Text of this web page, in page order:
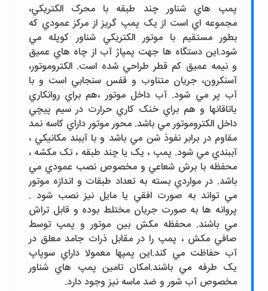
پمپ هاي شناور چند طبقه با محرک الکتريکي،
مجموعه اي است از يک پمپ گريز از مرکز عمودي که
بطور مستقيم با موتور الکتريکي شناور کوپله مي
شود.اين دستگاه ها جهت پمپاژ آب از چاه هاي عميق
و نيمه عميق کم قطر طراحي شده است. الکتروموتور،
آسنکرون، جريان متناوب و قفس سنجابي است و با
آب پر مي شود. آب داخل موتور ،هم براي روانکاري
ياتاقانها و هم براي خنک کاري حرارت در سيم پيچي
داخل الکتروموتور مي باشد. محور موتور داراي کاسه نمد
مقاوم در برابر نفوذ شن مي باشد و با آببند مکانيکي ،
آببندي مي شود. پمپ ، يک يا چند طبقه ، تک مکشه ،
محفظه با برش شعاعي و مخصوص نصب عمودي مي
باشد. در مواردي بسته به تعداد طبقات و اندازه موتور
مي تواند به صورت افقي يا مايل نيز نصب شود .
پروانه ها به صورت جريان مختلط بوده و قابل تراش
مي باشند. محفظه مکش بين موتور و پمپ توسط
صافي مکش ، پمپ را در مقابل ذرات جامد معلق در
آب حفاظت مي کند.اين پمپها معمولا داراي سوپاپ
يک طرفه مي باشند.امکان تامين پمپ هاي شناور
مخصوص آب شور و ضد ماسه نيز وجود دارد.